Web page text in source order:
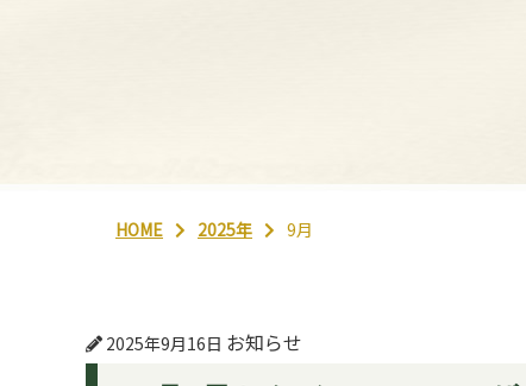
HOME 2025年 9月
2025年9月16日 お知らせ